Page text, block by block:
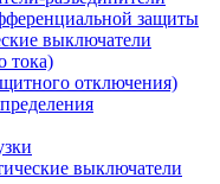
защиты
выключатели
тока)
отключения)
выключатели